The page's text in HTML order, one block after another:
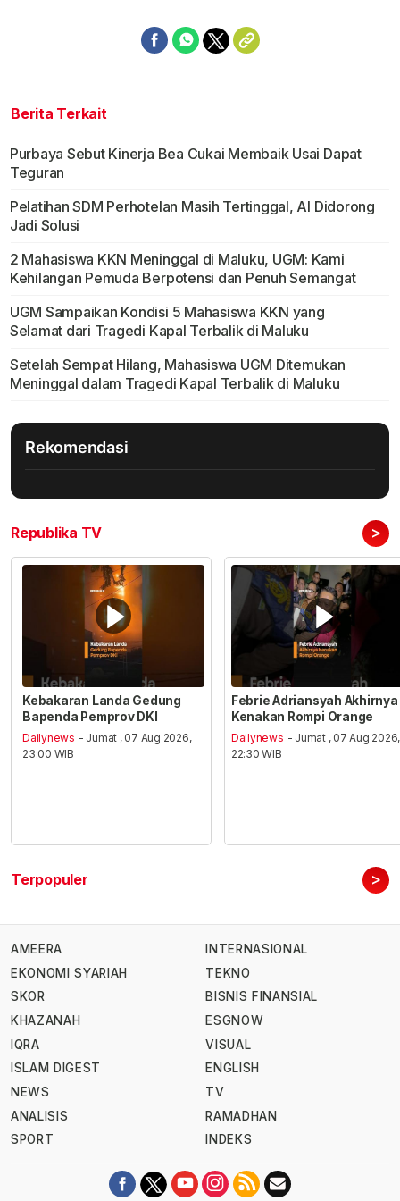
Berita Terkait
Purbaya Sebut Kinerja Bea Cukai Membaik Usai Dapat
Teguran
Pelatihan SDM Perhotelan Masih Tertinggal, AI Didorong
Jadi Solusi
2 Mahasiswa KKN Meninggal di Maluku, UGM: Kami
Kehilangan Pemuda Berpotensi dan Penuh Semangat
UGM Sampaikan Kondisi 5 Mahasiswa KKN yang
Selamat dari Tragedi Kapal Terbalik di Maluku
Setelah Sempat Hilang, Mahasiswa UGM Ditemukan
Meninggal dalam Tragedi Kapal Terbalik di Maluku
Rekomendasi
Republika TV >
Kebakaran Landa Gedung
Bapenda Pemprov DKI
Dailynews - Jumat , 07 Aug 2026,
23:00 WIB
Febrie Adriansyah Akhirnya
Kenakan Rompi Orange
Dailynews - Jumat , 07 Aug 2026,
22:30 WIB
Terpopuler >
AMEERA
EKONOMI SYARIAH
SKOR
KHAZANAH
IQRA
ISLAM DIGEST
NEWS
ANALISIS
SPORT
INTERNASIONAL
TEKNO
BISNIS FINANSIAL
ESGNOW
VISUAL
ENGLISH
TV
RAMADHAN
INDEKS